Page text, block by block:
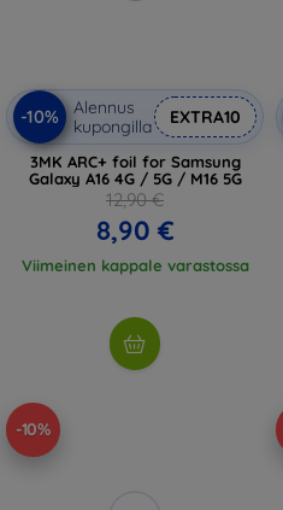
-10%
Alennus
kupongilla
EXTRA10
3MK ARC+ foil for Samsung
Galaxy A16 4G / 5G / M16 5G
12,90 €
8,90 €
Viimeinen kappale varastossa
-10%